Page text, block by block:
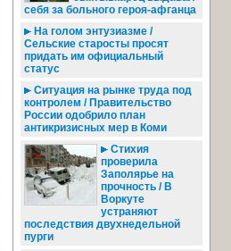
себя за больного героя-афганца
На голом энтузиазме /
Сельские старосты просят
придать им официальный
статус
Ситуация на рынке труда под
контролем / Правительство
России одобрило план
антикризисных мер в Коми
Стихия
проверила
Заполярье на
прочность / В
Воркуте
устраняют
последствия двухнедельной
пурги